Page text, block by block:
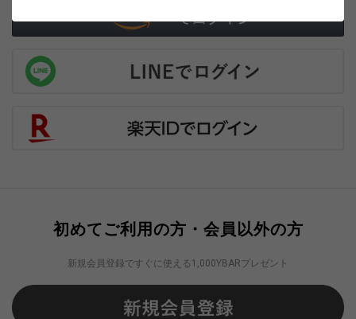
初めてご利用の方・会員以外の方
新規会員登録ですぐに使える1,000YBARプレゼント